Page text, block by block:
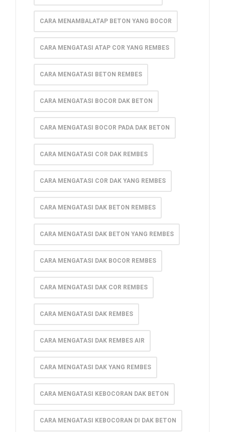
CARA MENAMBALATAP BETON YANG BOCOR
CARA MENGATASI ATAP COR YANG REMBES
CARA MENGATASI BETON REMBES
CARA MENGATASI BOCOR DAK BETON
CARA MENGATASI BOCOR PADA DAK BETON
CARA MENGATASI COR DAK REMBES
CARA MENGATASI COR DAK YANG REMBES
CARA MENGATASI DAK BETON REMBES
CARA MENGATASI DAK BETON YANG REMBES
CARA MENGATASI DAK BOCOR REMBES
CARA MENGATASI DAK COR REMBES
CARA MENGATASI DAK REMBES
CARA MENGATASI DAK REMBES AIR
CARA MENGATASI DAK YANG REMBES
CARA MENGATASI KEBOCORAN DAK BETON
CARA MENGATASI KEBOCORAN DI DAK BETON